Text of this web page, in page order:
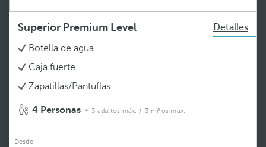
Superior Premium Level
Detalles
Botella de agua
Caja fuerte
Zapatillas/Pantuflas
4 Personas 3 adultos máx. / 3 niños máx.
Desde